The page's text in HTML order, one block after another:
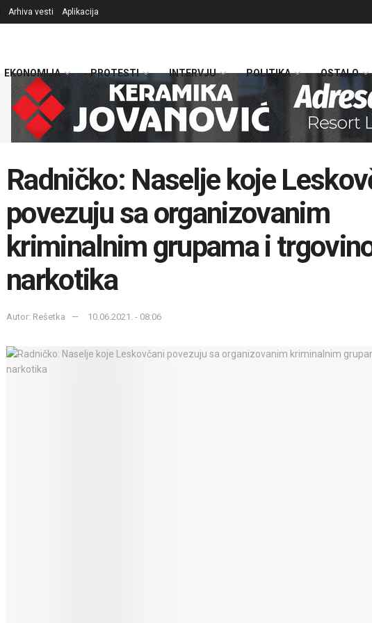
Arhiva vesti Aplikacija
EKONOMIJA PROTESTI INTERVJU POLITIKA OSTALO
Radničko: Naselje koje
povezuju sa organizovanim
kriminalnim grupama i
narkotika
Autor: Rešetka 10.06.2021. - 08:06